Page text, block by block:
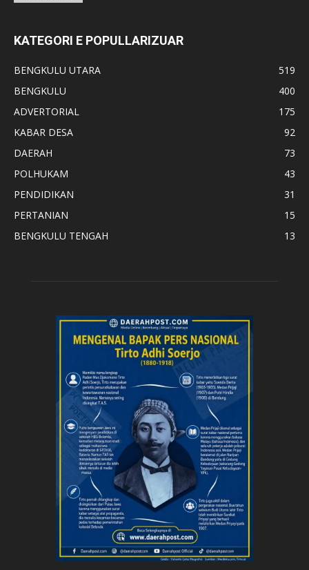
KATEGORI E POPULLARIZUAR
BENGKULU UTARA
519
BENGKULU
400
ADVERTORIAL
175
KABAR DESA
92
DAERAH
73
POLHUKAM
43
PENDIDIKAN
31
PERTANIAN
15
BENGKULU TENGAH
13